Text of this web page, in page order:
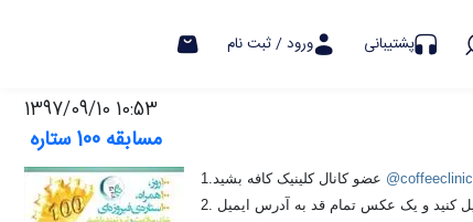
پشتیبانی ورود / ثبت نام
1397/09/10 10:53
مسابقه 100 ستاره
@coffeeclinic